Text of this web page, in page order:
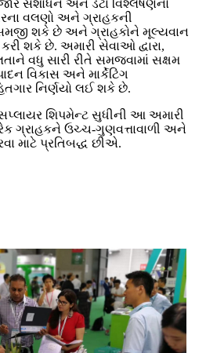
સંશોધન અને ડેટા વિશ્લેષણનો
વલણો અને ગ્રાહકની
શકે છે અને ગ્રાહકોને મૂલ્યવાન
શકે છે. અમારી સેવાઓ દ્વારા,
વધુ સારી રીતે સમજવામાં સક્ષમ
વિકાસ અને માર્કેટિંગ
નિર્ણયો લઈ શકે છે.
શિપમેન્ટ સુધીની આ અમારી
ગ્રાહકને ઉચ્ચ-ગુણવત્તાવાળી અને
માટે પ્રતિબદ્ધ છીએ.